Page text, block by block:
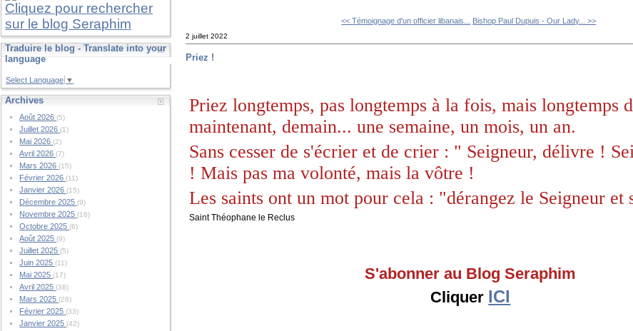
Cliquez pour rechercher
sur le blog Seraphim
Traduire le blog - Translate into your
language
Select Language ▼
Archives
Août 2026(5)
Juillet 2026(1)
Mai 2026(2)
Avril 2026(7)
Mars 2026(15)
Février 2026(11)
Janvier 2026(15)
Décembre 2025(9)
Novembre 2025(16)
Octobre 2025(6)
Août 2025(9)
Juillet 2025(5)
Juin 2025(11)
Mai 2025(17)
Avril 2025(38)
Mars 2025(28)
Février 2025(33)
Janvier 2025(42)
<< Témoignage d'un officier libanais... Bishop Paul Dupuis - Our Lady... >>
2 juillet 2022
Priez !
Priez longtemps, pas longtemps à la fois, mais longtemps
maintenant, demain... une semaine, un mois, un an.
Sans cesser de s'écrier et de crier : " Seigneur, délivre !
! Mais pas ma volonté, mais la vôtre !
Les saints ont un mot pour cela : "dérangez le Seigneur et
Saint Théophane le Reclus
S'abonner au Blog Seraphim
Cliquer ICI